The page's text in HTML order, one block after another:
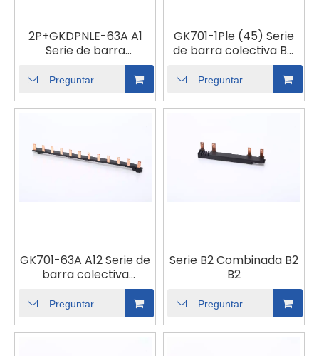
2P+GKDPNLE-63A A1
Serie de barra
colectora combinada
Preguntar
GK701-1Ple (45) Serie
de barra colectiva B4
Preguntar
GK701-63A A12 Serie de
barra colectiva
Preguntar
Serie B2 Combinada B2
B2
Preguntar